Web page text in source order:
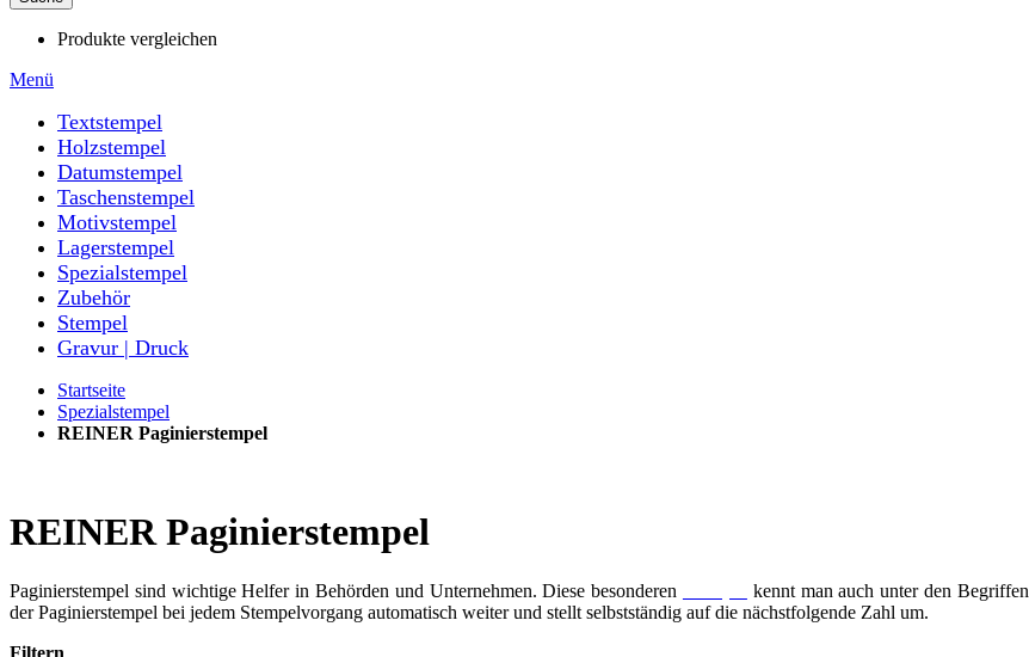
Produkte vergleichen
Menü
Textstempel
Holzstempel
Datumstempel
Taschenstempel
Motivstempel
Lagerstempel
Spezialstempel
Zubehör
Stempel
Gravur | Druck
Startseite
Spezialstempel
REINER Paginierstempel
REINER Paginierstempel
Paginierstempel sind wichtige Helfer in Behörden und Unternehmen. Diese besonderen kennt man auch unter den Begriffen
der Pa­gi­nier­stem­pel bei jedem Stempelvorgang automatisch weiter und stellt selbstständig auf die nächstfolgende Zahl um.
Filtern